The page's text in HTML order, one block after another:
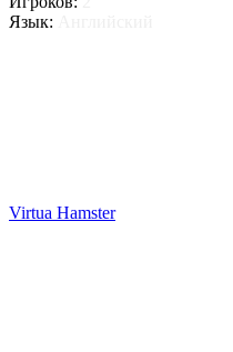
Язык:
Virtua Hamster